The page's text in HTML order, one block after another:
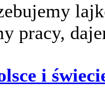
pracy,
i